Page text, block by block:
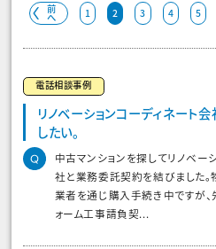
前
へ 1 2 3 4 5
電話相談事例
リノベーションコーディネート
したい。
中古マンションを探してリノベー
社と業務委託契約を結びました
業者を通じ購入手続き中ですが、
ォーム工事請負契...